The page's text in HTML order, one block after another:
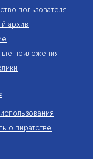
пользователя
архив
приложения
о пиратстве